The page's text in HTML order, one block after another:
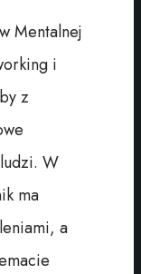
Mentalnej
i
z
W
ma
a